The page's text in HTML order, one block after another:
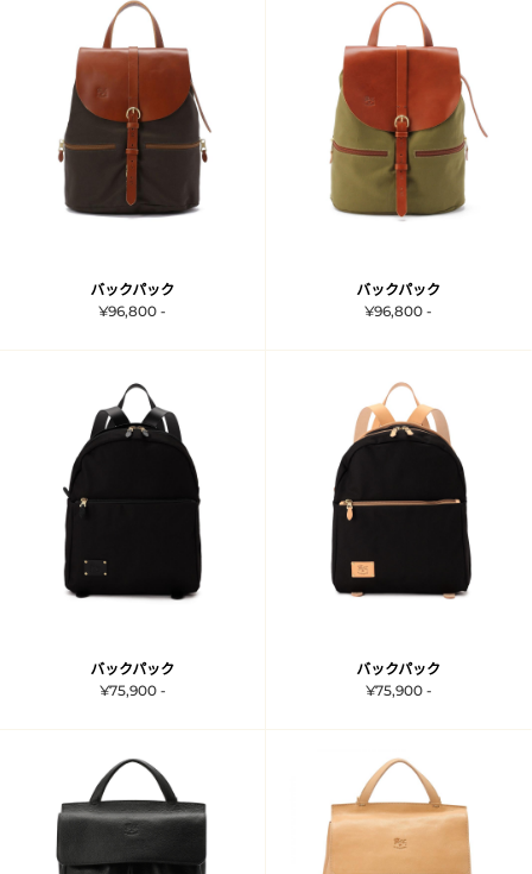
バックパック
¥96,800 -
バックパック
¥96,800 -
バックパック
¥75,900 -
バックパック
¥75,900 -